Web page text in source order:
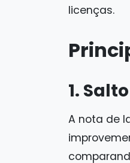
licenças.
1.
A nota de